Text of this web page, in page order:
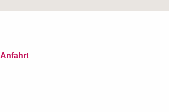
Anfahrt